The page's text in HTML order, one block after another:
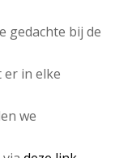
gedachte bij de
er in elke
we